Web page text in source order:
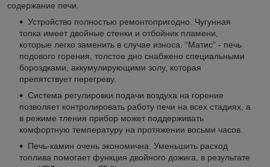
содержание печи.
Устройство полностью ремонтопригодно. Чугунная
топка имеет двойные стенки и отбойник пламени,
которые легко заменить в случае износа. “Матис” - печь
подового горения, толстое дно снабжено специальными
бороздками, аккумулирующими золу, которая
препятствует перегреву.
Система регулировки подачи воздуха на горение
позволяет контролировать работу печи на всех стадиях, а
в режиме тления прибор может поддерживать
комфортную температуру на протяжении восьми часов.
Печь-камин очень экономична. Уменьшить расход
топлива помогает функция двойного дожига, в результате